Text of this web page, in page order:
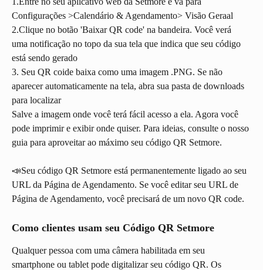
Configurações >Calendário & Agendamento> Visão Geraal
2.Clique no botão 'Baixar QR code' na bandeira. Você verá
uma notificação no topo da sua tela que indica que seu código
está sendo gerado
3. Seu QR coide baixa como uma imagem .PNG. Se não
aparecer automaticamente na tela, abra sua pasta de downloads
para localizar
Salve a imagem onde você terá fácil acesso a ela. Agora você
pode imprimir e exibir onde quiser. Para ideias, consulte o nosso
guia para aproveitar ao máximo seu código QR Setmore.
📣Seu código QR Setmore está permanentemente ligado ao seu
URL da Página de Agendamento. Se você editar seu URL de
Página de Agendamento, você precisará de um novo QR code.
Como clientes usam seu Código QR Setmore
Qualquer pessoa com uma câmera habilitada em seu
smartphone ou tablet pode digitalizar seu código QR. Os